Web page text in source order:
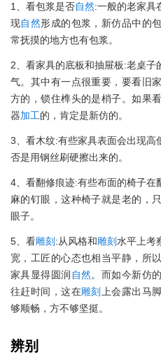
1、看包浆是否自然:一般的老家具
现自然形成的包浆，新仿品中的
常抚摸的地方也有包浆。
2、看家具的底板和抽屉板:老桌子
气。其中有一点很重要，要看旧
方的，锁住榫头的是梢子。如果
器加工的，肯定是新仿的。
3、看木纹:有些家具表面会出现高
否是用钢丝刷硬擦出来的。
4、看翻修痕迹:有些布面的椅子在
麻的钉眼，这种椅子就是老的，
眼子。
5、看雕刻 :从风格和雕刻水平上考
宽，工匠的心态也相当平静，所
家具显得圆润 自然。而如今新仿
往赶时间，这在雕刻 上会露出马
够顺畅，方不够坚挺。
辨别